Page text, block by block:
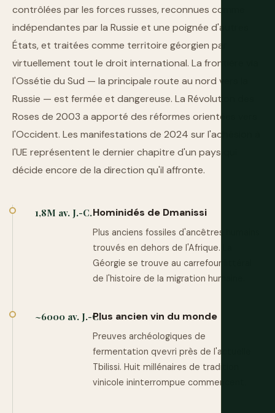
contrôlées par les forces russes, reconnues comme
indépendantes par la Russie et une poignée d'autres
États, et traitées comme territoire géorgien par
virtuellement tout le droit international. La frontière via
l'Ossétie du Sud — la principale route au nord vers la
Russie — est fermée et dangereuse. La Révolution des
Roses de 2003 a apporté des réformes orientées vers
l'Occident. Les manifestations de 2024 sur l'adhésion à
l'UE représentent le dernier chapitre d'un pays qui
décide encore de la direction qu'il affronte.
1,8M av. J.-C.Hominidés de Dmanissi
Plus anciens fossiles d'ancêtres humains
trouvés en dehors de l'Afrique. La
Géorgie se trouve au carrefour littéral
de l'histoire de la migration humaine.
~6000 av. J.-C.Plus ancien vin du monde
Preuves archéologiques de
fermentation qvevri près de l'actuelle
Tbilissi. Huit millénaires de tradition
vinicole ininterrompue commencent.